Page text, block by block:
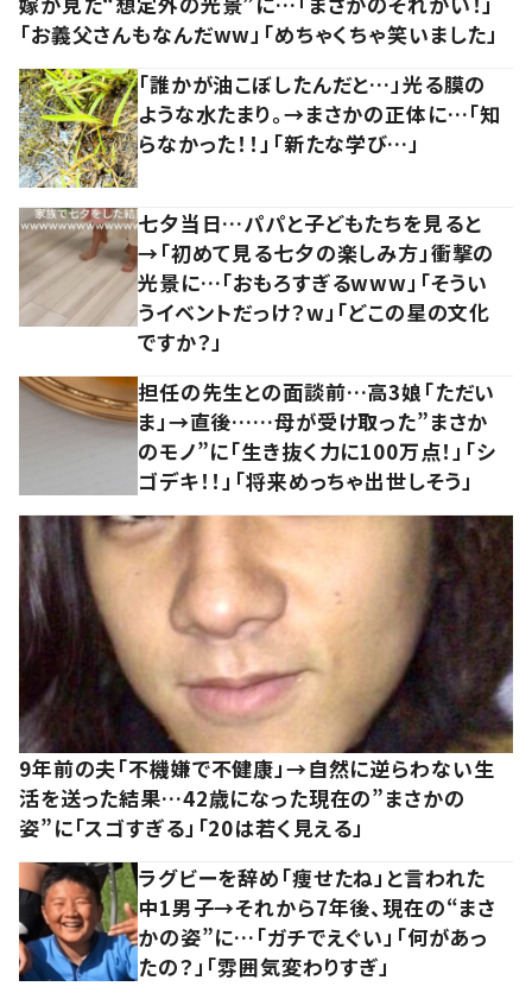
「お義父さんもなんだww」「めちゃくちゃ笑いました」
「誰かが油こぼしたんだと…」光る膜の
ような水たまり。→まさかの正体に…「知
らなかった！！」「新たな学び…」
七夕当日…パパと子どもたちを見ると
→「初めて見る七夕の楽しみ方」衝撃の
光景に…「おもろすぎるwww」「そうい
うイベントだっけ？w」「どこの星の文化
ですか？」
担任の先生との面談前…高3娘「ただい
ま」→直後……母が受け取った”まさか
のモノ”に「生き抜く力に100万点！」「シ
ゴデキ！！」「将来めっちゃ出世しそう」
9年前の夫「不機嫌で不健康」→自然に逆らわない生
活を送った結果…42歳になった現在の”まさかの
姿”に「スゴすぎる」「20は若く見える」
ラグビーを辞め「痩せたね」と言われた
中1男子→それから7年後、現在の“まさ
かの姿”に…「ガチでえぐい」「何があっ
たの？」「雰囲気変わりすぎ」